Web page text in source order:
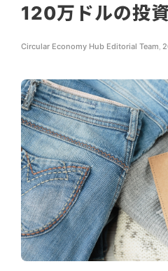
120万ドルの投
Circular Economy Hub Editorial Team,